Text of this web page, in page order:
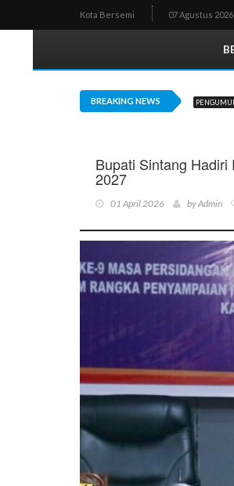
Kota Bersemi 07 Agustus 2026
BREAKING NEWS
Bupati Sintang Hadiri
2027
01 April 2026 byAdmin